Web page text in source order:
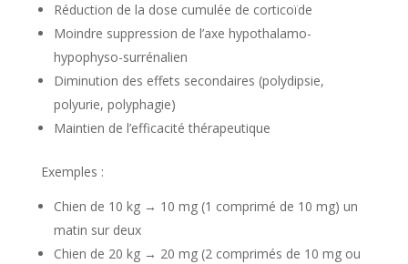
Réduction de la dose cumulée de corticoïde
Moindre suppression de l’axe hypothalamo-
hypophyso-surrénalien
Diminution des effets secondaires (polydipsie,
polyurie, polyphagie)
Maintien de l’efficacité thérapeutique
Exemples :
Chien de 10 kg → 10 mg (1 comprimé de 10 mg) un
matin sur deux
Chien de 20 kg → 20 mg (2 comprimés de 10 mg ou